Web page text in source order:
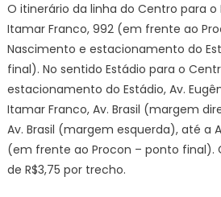
O itinerário da linha do Centro para o
Itamar Franco, 992 (em frente ao
Nascimento e estacionamento do
final). No sentido Estádio para o
estacionamento do Estádio, Av.
Itamar Franco, Av. Brasil (margem
Av. Brasil (margem esquerda), até a
(em frente ao Procon – ponto final).
de R$3,75 por trecho.